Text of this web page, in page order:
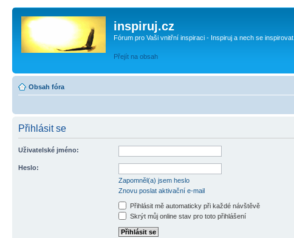
inspiruj.cz
Fórum pro Vaši vnitřní inspiraci - Inspiruj a nech se inspirovat.
Přejít na obsah
Obsah fóra
Přihlásit se
Uživatelské jméno:
Heslo:
Zapomněl(a) jsem heslo
Znovu poslat aktivační e-mail
Přihlásit mě automaticky při každé návštěvě
Skrýt můj online stav pro toto přihlášení